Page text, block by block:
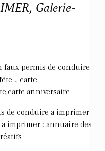
Galerie-
permis de conduire
., carte
anniversaire
de conduire a imprimer
imprimer : annuaire des